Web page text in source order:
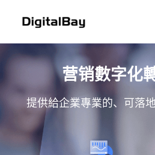
营销數字化
提供給企業專業的、可落